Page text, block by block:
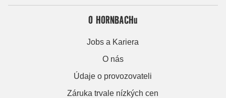
O HORNBACHu
Jobs a Kariera
O nás
Údaje o provozovateli
Záruka trvale nízkých cen